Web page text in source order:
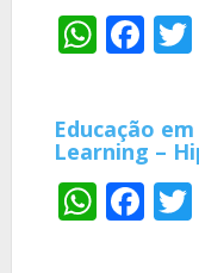
Educação
Learning –